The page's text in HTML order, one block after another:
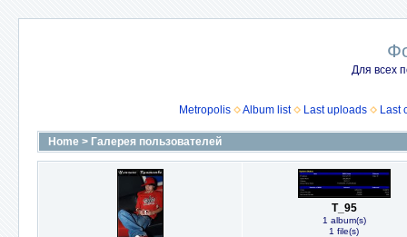
Для всех
Metropolis Album list Last uploads Last
Home > Галерея пользователей
T_95
1 album(s)
1 file(s)